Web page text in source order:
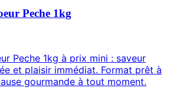
Peche 1kg
Peche 1kg à prix mini : saveur
et plaisir immédiat. Format prêt à
gourmande à tout moment.